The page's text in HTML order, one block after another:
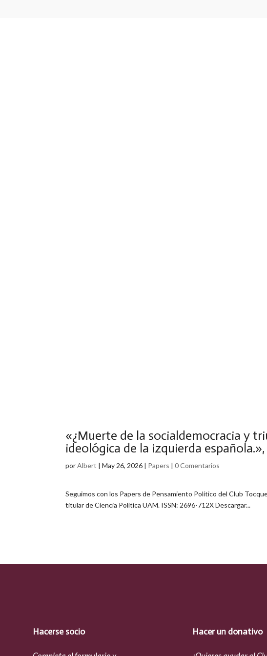
«¿Muerte de la socialdemocracia y
ideológica de la izquierda
porAlbert |May 26, 2026 | Papers |0 Comentarios
Seguimos con los Papers de Pensamiento Político del Club
titular de Ciencia Política UAM. ISSN: 2696-712X Descargar...
Hacerse socio Hacer un donativo